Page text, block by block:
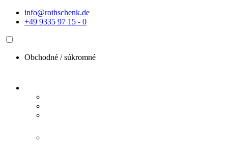
Preskočiťinfo@rothschenk.de
+49 9335 97 15 - 0
Obchodné / súkromné